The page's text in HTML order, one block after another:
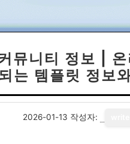
뮤니티 정보 |
되는 템플릿 정보
2026-01-13 작성자: